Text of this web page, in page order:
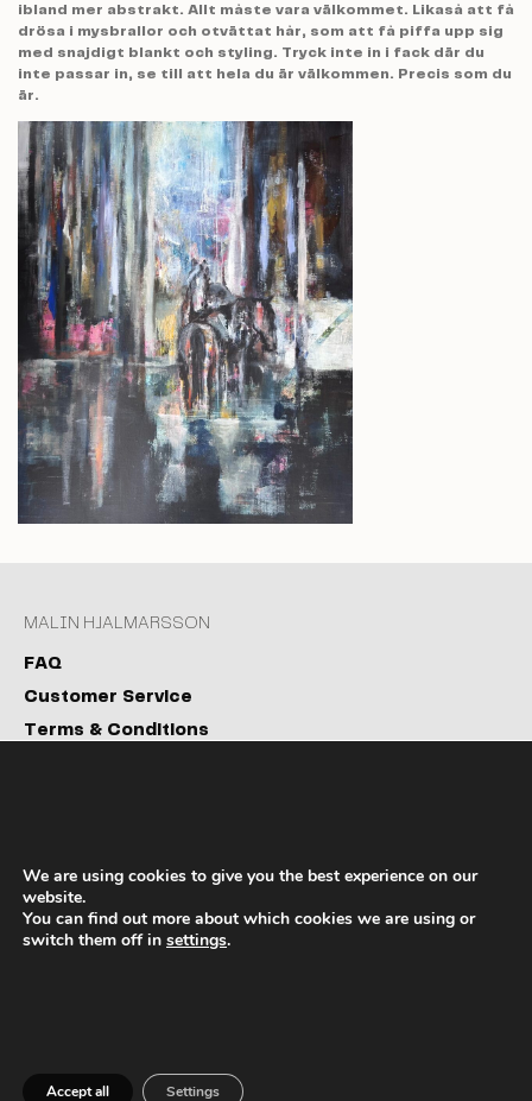
ibland mer abstrakt. Allt måste vara välkommet. Likaså att få
drösa i mysbrallor och otvättat hår, som att få piffa upp sig
med snajdigt blankt och styling. Tryck inte in i fack där du
inte passar in, se till att hela du är välkommen. Precis som du
är.
MALIN HJALMARSSON
FAQ
Customer Service
Terms & Conditions
We are using cookies to give you the best experience on our
website.
You can find out more about which cookies we are using or
switch them off in settings.
Accept all Settings